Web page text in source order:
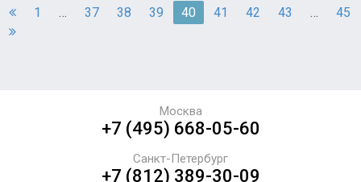
1 … 37 38 39 40 41 42 43 … 45
+7 (495) 668-05-60
Москва
+7 (812) 389-30-09
Санкт-Петербург